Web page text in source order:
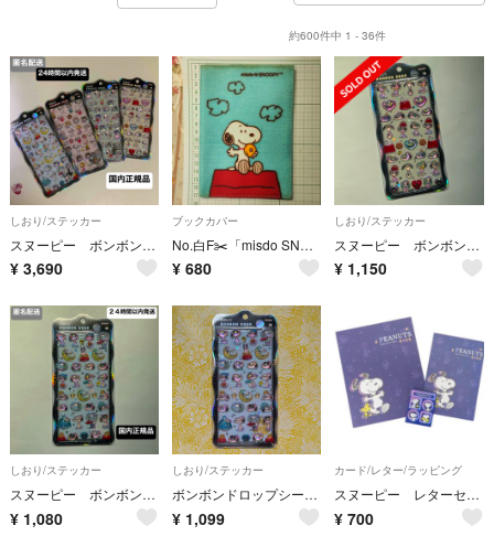
約600件中 1 - 36件
しおり/ステッカー
スヌーピー ボンボンドロップシール 最新作 ちゅるきら ４種コンプリートセット 変装 たくさん きょうだいたち フレンズ 正規品
¥ 3,690
ブックカバー
No.白F✂️「misdo SNOOPY スケジュールン」の手帳カバー
¥ 680
しおり/ステッカー
スヌーピー ボンボンドロップシール 最新作 ちゅるきら たくさん オーロラ サンスター文具 【国内正規品】 PEANUTS
¥ 1,150
しおり/ステッカー
スヌーピー ボンボンドロップシール 最新作 ちゅるきら 変装 オーロラ サンスター文具 【国内正規品】 PEANUTS
¥ 1,080
しおり/ステッカー
ボンボンドロップシールchurukira スヌーピー 変装 最新作 サンスター文具 国内正規品
¥ 1,099
カード/レター/ラッピング
スヌーピー レターセット２組 （株）山野紙業務
¥ 700